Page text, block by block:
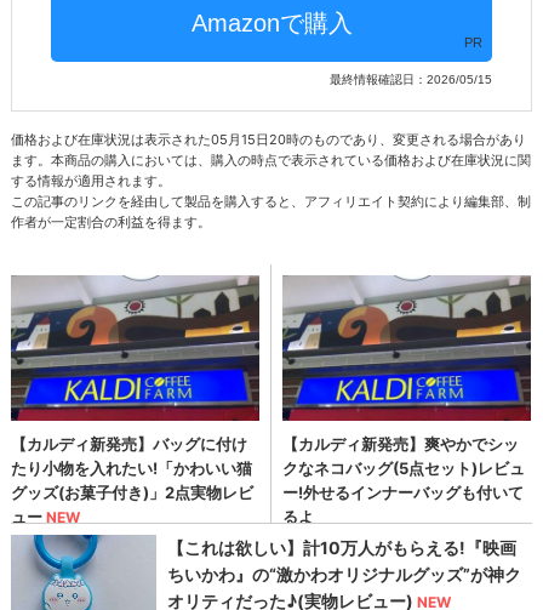
PR
最終情報確認日：2026/05/15
価格および在庫状況は表示された05月15日20時のものであり、変更される場合があり
ます。本商品の購入においては、購入の時点で表示されている価格および在庫状況に関
する情報が適用されます。
この記事のリンクを経由して製品を購入すると、アフィリエイト契約により編集部、制
作者が一定割合の利益を得ます。